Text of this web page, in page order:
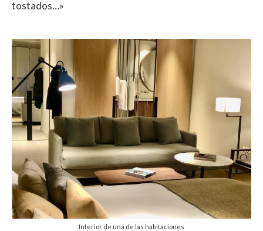
tostados…»
Interior de una de las habitaciones